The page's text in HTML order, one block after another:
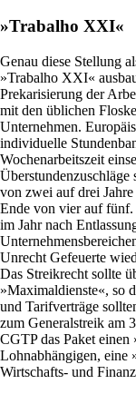
»Trabalho XXI«
Genau diese Stellung
»Trabalho XXI«
Prekarisierung der
mit den üblichen
Unternehmen.
individuelle
Wochenarbeitszeit
von zwei auf drei
Ende von vier auf
im Jahr nach
Unrecht Gefeuerte
Das Streikrecht sollte
»Maximaldienste«, so
und Tarifverträge
zum Generalstreik am
CGTP das Paket
Lohnabhängigen,
Wirtschafts- und